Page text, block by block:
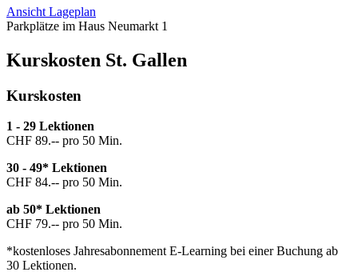
Ansicht Lageplan
Parkplätze im Haus Neumarkt 1
Kurskosten St. Gallen
Kurskosten
1 - 29 Lektionen
CHF 89.-- pro 50 Min.
30 - 49* Lektionen
CHF 84.-- pro 50 Min.
ab 50* Lektionen
CHF 79.-- pro 50 Min.
*kostenloses Jahresabonnement E-Learning bei einer Buchung ab
30 Lektionen.